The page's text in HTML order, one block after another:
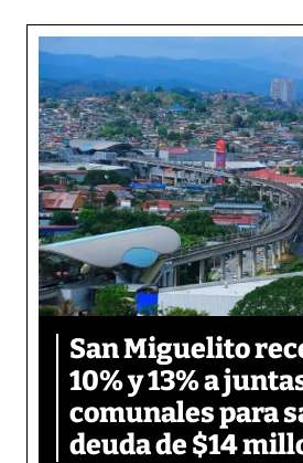
San Miguelito
10% y 13% a
comunales para
deuda de $14